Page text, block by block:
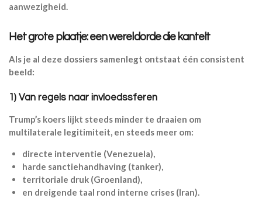
aanwezigheid.
Het grote plaatje: een wereldorde die kantelt
Als je al deze dossiers samenlegt ontstaat één consistent
beeld:
1) Van regels naar invloedssferen
Trump’s koers lijkt steeds minder te draaien om
multilaterale legitimiteit, en steeds meer om:
directe interventie (Venezuela),
harde sanctiehandhaving (tanker),
territoriale druk (Groenland),
en dreigende taal rond interne crises (Iran).